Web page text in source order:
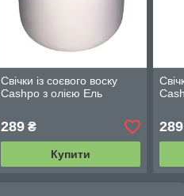
Свічки із соєвого воску
Cashpo з олією Ель
289₴
Купити
289